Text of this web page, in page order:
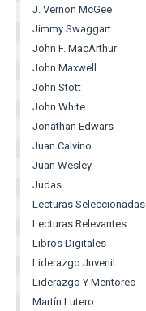
J. Vernon McGee
Jimmy Swaggart
John F. MacArthur
John Maxwell
John Stott
John White
Jonathan Edwars
Juan Calvino
Juan Wesley
Judas
Lecturas Seleccionadas
Lecturas Relevantes
Libros Digitales
Liderazgo Juvenil
Liderazgo Y Mentoreo
Martín Lutero